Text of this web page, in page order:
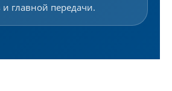
главной передачи.